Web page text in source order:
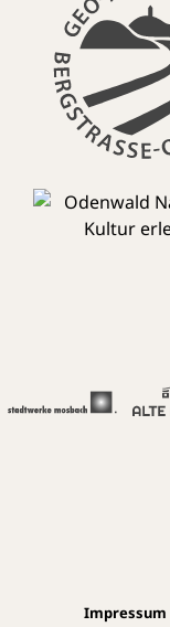
Impressum